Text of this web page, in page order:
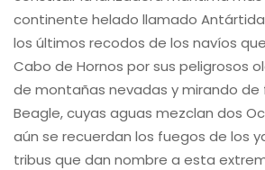
continente helado llamado
los últimos recodos de los navíos
Cabo de Hornos por sus peligrosos
de montañas nevadas y mirando de
Beagle, cuyas aguas mezclan dos
aún se recuerdan los fuegos de los
tribus que dan nombre a esta